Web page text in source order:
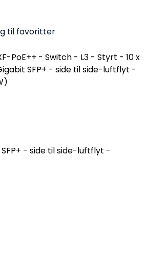
til favoritter
PoE++ - Switch - L3 - Styrt - 10 x
SFP+ - side til side-luftflyt -
SFP+ - side til side-luftflyt -